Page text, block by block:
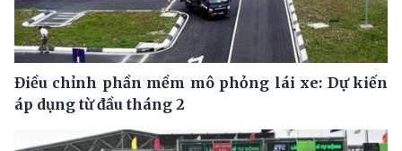
Điều chỉnh phần mềm mô phỏng lái xe: Dự kiến
áp dụng từ đầu tháng 2